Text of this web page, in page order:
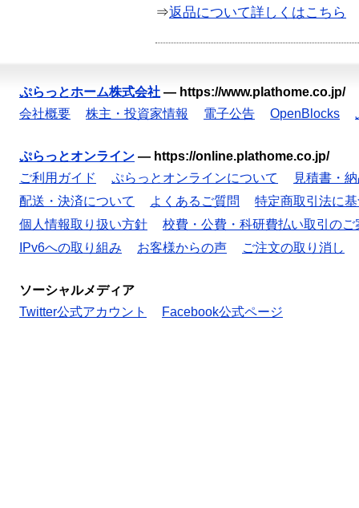
⇒返品について詳しくはこちら
ぷらっとホーム株式会社 — https://www.plathome.co.jp/
会社概要
株主・投資家情報 電子公告 OpenBlocks
ぷらっとオンライン — https://online.plathome.co.jp/
ご利用ガイド
ぷらっとオンラインについて
見積書・
配送・決済について
よくあるご質問
特定商取引法に
個人情報取り扱い方針
校費・公費・科研費払い取引のご
IPv6への取り組み
お客様からの声 ご注文の取り消し
ソーシャルメディア
Twitter公式アカウント
Facebook公式ページ